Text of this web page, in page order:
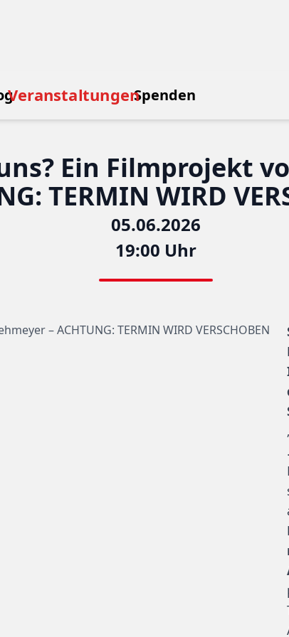
VeranstaltungenSpenden
Ein Filmprojekt
TERMIN WIRD
05.06.2026
19:00 Uhr